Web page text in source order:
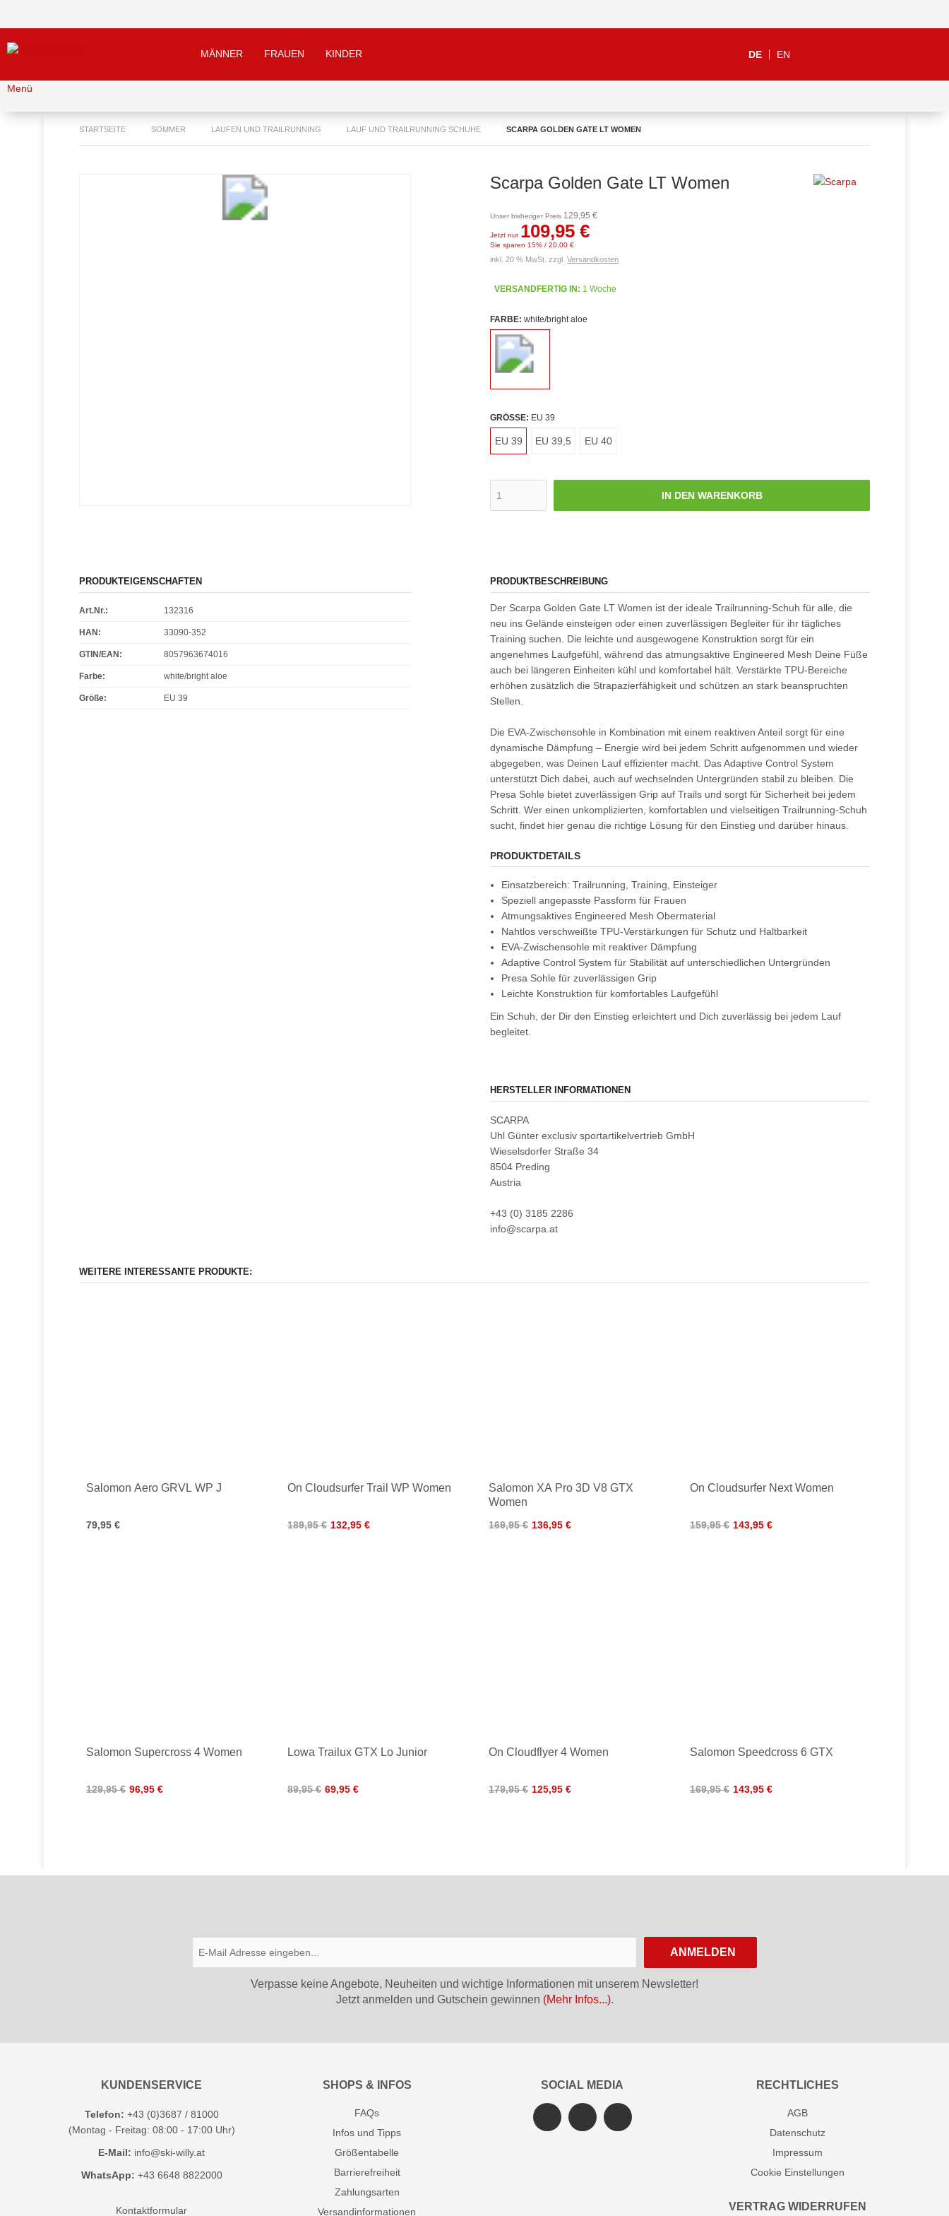
MÄNNER FRAUEN KINDER DE EN
Menü
STARTSEITE SOMMER LAUFEN UND TRAILRUNNING LAUF UND TRAILRUNNING SCHUHE SCARPA GOLDEN GATE LT WOMEN
Scarpa Golden Gate LT Women
Unser bisheriger Preis 129,95 €
Jetzt nur 109,95 €
Sie sparen 15% / 20,00 €
inkl. 20 % MwSt. zzgl.Versandkosten
VERSANDFERTIG IN: 1 Woche
FARBE: white/bright aloe
GRÖSSE: EU 39
EU 39 EU 39,5 EU 40
IN DEN WARENKORB
PRODUKTEIGENSCHAFTEN
Art.Nr.: 132316
HAN: 33090-352
GTIN/EAN: 8057963674016
Farbe: white/bright aloe
Größe: EU 39
PRODUKTBESCHREIBUNG
Der Scarpa Golden Gate LT Women ist der ideale Trailrunning-Schuh für alle, die
neu ins Gelände einsteigen oder einen zuverlässigen Begleiter für ihr tägliches
Training suchen. Die leichte und ausgewogene Konstruktion sorgt für ein
angenehmes Laufgefühl, während das atmungsaktive Engineered Mesh Deine Füße
auch bei längeren Einheiten kühl und komfortabel hält. Verstärkte TPU-Bereiche
erhöhen zusätzlich die Strapazierfähigkeit und schützen an stark beanspruchten
Stellen.
Die EVA-Zwischensohle in Kombination mit einem reaktiven Anteil sorgt für eine
dynamische Dämpfung – Energie wird bei jedem Schritt aufgenommen und wieder
abgegeben, was Deinen Lauf effizienter macht. Das Adaptive Control System
unterstützt Dich dabei, auch auf wechselnden Untergründen stabil zu bleiben. Die
Presa Sohle bietet zuverlässigen Grip auf Trails und sorgt für Sicherheit bei jedem
Schritt. Wer einen unkomplizierten, komfortablen und vielseitigen Trailrunning-Schuh
sucht, findet hier genau die richtige Lösung für den Einstieg und darüber hinaus.
PRODUKTDETAILS
Einsatzbereich: Trailrunning, Training, Einsteiger
Speziell angepasste Passform für Frauen
Atmungsaktives Engineered Mesh Obermaterial
Nahtlos verschweißte TPU-Verstärkungen für Schutz und Haltbarkeit
EVA-Zwischensohle mit reaktiver Dämpfung
Adaptive Control System für Stabilität auf unterschiedlichen Untergründen
Presa Sohle für zuverlässigen Grip
Leichte Konstruktion für komfortables Laufgefühl
Ein Schuh, der Dir den Einstieg erleichtert und Dich zuverlässig bei jedem Lauf
begleitet.
HERSTELLER INFORMATIONEN
SCARPA
Uhl Günter exclusiv sportartikelvertrieb GmbH
Wieselsdorfer Straße 34
8504 Preding
Austria
+43 (0) 3185 2286
info@scarpa.at
WEITERE INTERESSANTE PRODUKTE:
Salomon Aero GRVL WP J
79,95 €
On Cloudsurfer Trail WP Women
189,95 € 132,95 €
Salomon XA Pro 3D V8 GTX
Women
169,95 € 136,95 €
On Cloudsurfer Next Women
159,95 € 143,95 €
Salomon Supercross 4 Women
129,95 € 96,95 €
Lowa Trailux GTX Lo Junior
89,95 € 69,95 €
On Cloudflyer 4 Women
179,95 € 125,95 €
Salomon Speedcross 6 GTX
169,95 € 143,95 €
ANMELDEN
Verpasse keine Angebote, Neuheiten und wichtige Informationen mit unserem Newsletter!
Jetzt anmelden und Gutschein gewinnen (Mehr Infos...).
KUNDENSERVICE
Telefon: +43 (0)3687 / 81000
(Montag - Freitag: 08:00 - 17:00 Uhr)
E-Mail: info@ski-willy.at
WhatsApp: +43 6648 8822000
Kontaktformular
SHOPS & INFOS
FAQs
Infos und Tipps
Größentabelle
Barrierefreiheit
Zahlungsarten
Versandinformationen
SOCIAL MEDIA RECHTLICHES
AGB
Datenschutz
Impressum
Cookie Einstellungen
VERTRAG WIDERRUFEN